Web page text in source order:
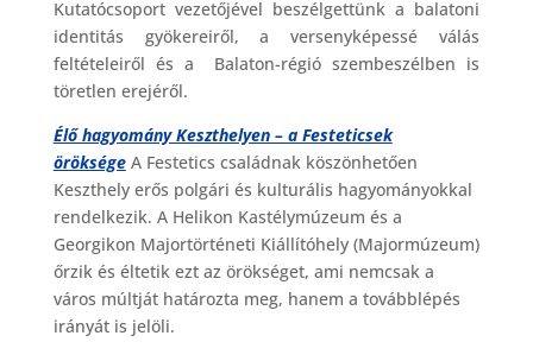
Kutatócsoport vezetőjével beszélgettünk a balatoni
identitás gyökereiről, a versenyképessé válás
feltételeiről és a Balaton-régió szembeszélben is
töretlen erejéről.
Élő hagyomány Keszthelyen – a Festeticsek
örökségeA Festetics családnak köszönhetően
Keszthely erős polgári és kulturális hagyományokkal
rendelkezik. A Helikon Kastélymúzeum és a
Georgikon Majortörténeti Kiállítóhely (Majormúzeum)
őrzik és éltetik ezt az örökséget, ami nemcsak a
város múltját határozta meg, hanem a továbblépés
irányát is jelöli.